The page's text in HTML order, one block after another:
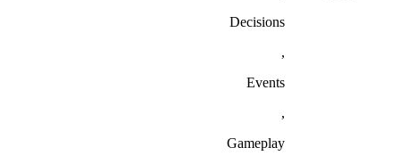
Decisions
,
Events
,
Gameplay